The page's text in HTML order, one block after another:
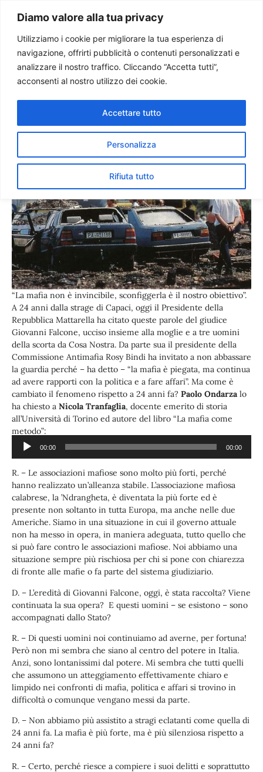
Diamo valore alla tua privacy
Utilizziamo i cookie per migliorare la tua esperienza di
navigazione, offrirti pubblicità o contenuti personalizzati e
analizzare il nostro traffico. Cliccando “Accetta tutti”,
acconsenti al nostro utilizzo dei cookie.
Personalizza
Rifiuta tutto
Accettare tutto
Paolo Ondarza
24.mo strage Capaci.
Mattarella: mafia non è
invincibile
“La mafia non è invincibile, sconfiggerla è il nostro obiettivo”.
A 24 anni dalla strage di Capaci, oggi il Presidente della
Repubblica Mattarella ha citato queste parole del giudice
Giovanni Falcone, ucciso insieme alla moglie e a tre uomini
della scorta da Cosa Nostra. Da parte sua il presidente della
Commissione Antimafia Rosy Bindi ha invitato a non abbassare
la guardia perché – ha detto – “la mafia è piegata, ma continua
ad avere rapporti con la politica e a fare affari”. Ma come è
cambiato il fenomeno rispetto a 24 anni fa? Paolo Ondarzalo
ha chiesto a Nicola Tranfaglia, docente emerito di storia
all’Università di Torino ed autore del libro “La mafia come
metodo”:
Ascolta l’audio:Audio
00:00 00:00
R. – Le associazioni mafiose sono molto più forti, perché
hanno realizzato un’alleanza stabile. L’associazione mafiosa
calabrese, la ’Ndrangheta, è diventata la più forte ed è
presente non soltanto in tutta Europa, ma anche nelle due
Americhe. Siamo in una situazione in cui il governo attuale
non ha messo in opera, in maniera adeguata, tutto quello che
si può fare contro le associazioni mafiose. Noi abbiamo una
situazione sempre più rischiosa per chi si pone con chiarezza
di fronte alle mafie o fa parte del sistema giudiziario.
D. – L’eredità di Giovanni Falcone, oggi, è stata raccolta? Viene
continuata la sua opera? E questi uomini – se esistono – sono
accompagnati dallo Stato?
R. – Di questi uomini noi continuiamo ad averne, per fortuna!
Però non mi sembra che siano al centro del potere in Italia.
Anzi, sono lontanissimi dal potere. Mi sembra che tutti quelli
che assumono un atteggiamento effettivamente chiaro e
limpido nei confronti di mafia, politica e affari si trovino in
difficoltà o comunque vengano messi da parte.
D. – Non abbiamo più assistito a stragi eclatanti come quella di
24 anni fa. La mafia è più forte, ma è più silenziosa rispetto a
24 anni fa?
R. – Certo, perché riesce a compiere i suoi delitti e soprattutto